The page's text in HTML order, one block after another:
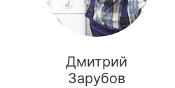
Дмитрий
Зарубов